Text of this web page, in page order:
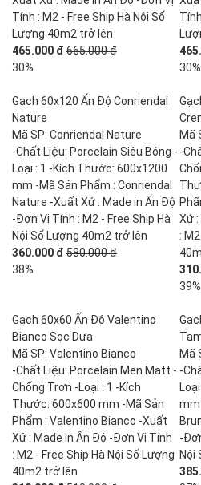
Tính : M2 - Free Ship Hà Nội Số
Lượng 40m2 trở lên
465.000 đ 665.000 đ
30%
30%
Gạch 60x120 Ấn Độ Conriendal
Nature
Mã SP: Conriendal Nature
-Chất Liệu: Porcelain Siêu Bóng -
Loại : 1 -Kích Thước: 600x1200
mm -Mã Sản Phẩm : Conriendal
Nature -Xuất Xứ : Made in Ấn Độ
-Đơn Vị Tính : M2 - Free Ship Hà
Nội Số Lượng 40m2 trở lên
360.000 đ 580.000 đ
38%
Mã
-
Xứ
:
39%
Gạch 60x60 Ấn Độ Valentino
Bianco Sọc Dưa
Mã SP: Valentino Bianco
-Chất Liệu: Porcelain Men Matt -
Chống Trơn -Loại : 1 -Kích
Thước: 600x600 mm -Mã Sản
Phẩm : Valentino Bianco -Xuất
Xứ : Made in Ấn Độ -Đơn Vị Tính
: M2 - Free Ship Hà Nội Số Lượng
40m2 trở lên
Mã
-
mm
-
Nội